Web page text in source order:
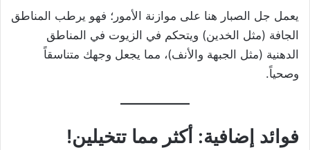
يعمل جل الصبار هنا على موازنة الأمور؛ فهو يرطب المناطق
الجافة (مثل الخدين) ويتحكم في الزيوت في المناطق
الدهنية (مثل الجبهة والأنف)، مما يجعل وجهك متناسقاً
وصحياً.
فوائد إضافية: أكثر مما تتخيلين!